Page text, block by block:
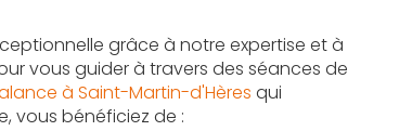
grâce à notre expertise et à
vous guider à travers des séances de
à Saint-Martin-d'Hères qui
vous bénéficiez de :